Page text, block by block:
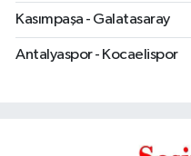
Kasımpaşa - Galatasaray
Antalyaspor - Kocaelispor